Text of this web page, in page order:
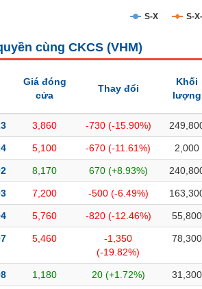
S-X S-
cùng CKCS (VHM)
Giá đóng
cửa
Thay đổi
Khối
lượng
3,860 -730 (-15.90%)
5,100 -670 (-11.61%) 2,000
8,170 670 (+8.93%)
7,200 -500 (-6.49%)
5,760 -820 (-12.46%) 55,800
5,460
-1,350
(-19.82%)
78,300
1,180 20 (+1.72%) 31,300
SẢN
Chỉ số Chứng chỉ quỹ Chứng
bộ Người liên quan Cổ đông lớn
giả(-)